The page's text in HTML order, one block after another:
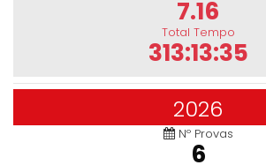
7.16
Total Tempo
313:13:35
2026
Nº Provas
6